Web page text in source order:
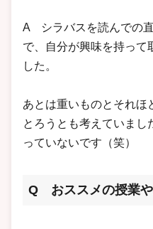
A シラバスを読んでの
で、自分が興味を持って
した。
あとは重いものとそれほ
とろうとも考えていまし
っていないです（笑）
Q おススメの授業や